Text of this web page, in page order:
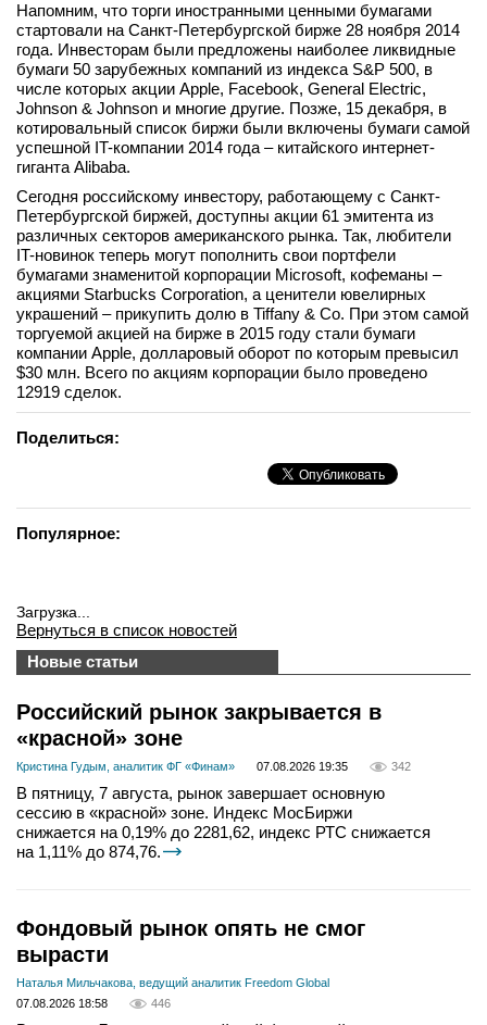
Напомним, что торги иностранными ценными бумагами
стартовали на Санкт-Петербургской бирже 28 ноября 2014
года. Инвесторам были предложены наиболее ликвидные
бумаги 50 зарубежных компаний из индекса S&P 500, в
числе которых акции Apple, Facebook, General Electric,
Johnson & Johnson и многие другие. Позже, 15 декабря, в
котировальный список биржи были включены бумаги самой
успешной IT-компании 2014 года – китайского интернет-
гиганта Alibaba.
Сегодня российскому инвестору, работающему с Санкт-
Петербургской биржей, доступны акции 61 эмитента из
различных секторов американского рынка. Так, любители
IT-новинок теперь могут пополнить свои портфели
бумагами знаменитой корпорации Microsoft, кофеманы –
акциями Starbucks Corporation, а ценители ювелирных
украшений – прикупить долю в Tiffany & Co. При этом самой
торгуемой акцией на бирже в 2015 году стали бумаги
компании Apple, долларовый оборот по которым превысил
$30 млн. Всего по акциям корпорации было проведено
12919 сделок.
Поделиться:
Популярное:
Загрузка...
Вернуться в список новостей
Новые статьи
Российский рынок закрывается в
«красной» зоне
Кристина Гудым, аналитик ФГ «Финам» 07.08.2026 19:35 342
В пятницу, 7 августа, рынок завершает основную
сессию в «красной» зоне. Индекс МосБиржи
снижается на 0,19% до 2281,62, индекс РТС снижается
на 1,11% до 874,76.
Фондовый рынок опять не смог
вырасти
Наталья Мильчакова, ведущий аналитик Freedom Global
07.08.2026 18:58
446